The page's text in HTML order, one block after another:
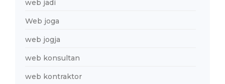
web jadi
Web joga
web jogja
web konsultan
web kontraktor